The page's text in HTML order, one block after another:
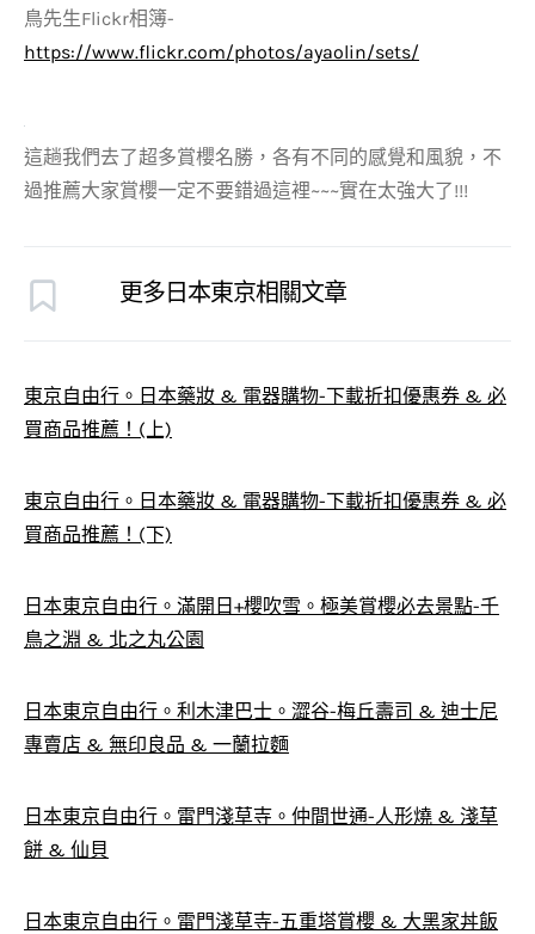
鳥先生Flickr相簿-
https://www.flickr.com/photos/ayaolin/sets/
這趟我們去了超多賞櫻名勝，各有不同的感覺和風貌，不
過推薦大家賞櫻一定不要錯過這裡~~~實在太強大了!!!
更多日本東京相關文章
東京自由行。日本藥妝 & 電器購物-下載折扣優惠券 & 必
買商品推薦！(上)
東京自由行。日本藥妝 & 電器購物-下載折扣優惠券 & 必
買商品推薦！(下)
日本東京自由行。滿開日+櫻吹雪。極美賞櫻必去景點-千
鳥之淵 & 北之丸公園
日本東京自由行。利木津巴士。澀谷-梅丘壽司 & 迪士尼
專賣店 & 無印良品 & 一蘭拉麵
日本東京自由行。雷門淺草寺。仲間世通-人形燒 & 淺草
餅 & 仙貝
日本東京自由行。雷門淺草寺-五重塔賞櫻 & 大黑家丼飯